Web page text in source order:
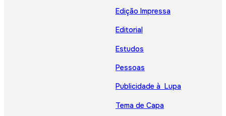
Edição Impressa
Editorial
Estudos
Pessoas
Publicidade à Lupa
Tema de Capa